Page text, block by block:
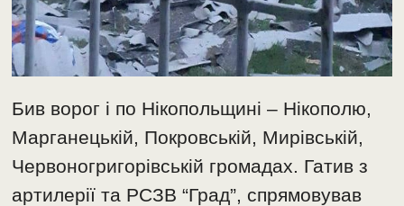
Бив ворог і по Нікопольщині – Нікополю,
Марганецькій, Покровській, Мирівській,
Червоногригорівській громадах. Гатив з
артилерії та РСЗВ “Град”, спрямовував